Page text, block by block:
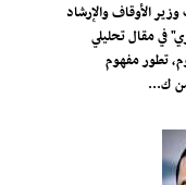
الأوقاف والإرشاد
في مقال تحليلي
تطور مفهوم
ك...